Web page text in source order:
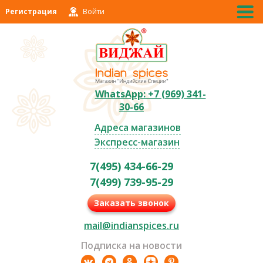
Регистрация Войти
WhatsApp: +7 (969) 341-
30-66
Адреса магазинов
Экспресс-магазин
7(495) 434-66-29
7(499) 739-95-29
Заказать звонок
mail@indianspices.ru
Подписка на новости